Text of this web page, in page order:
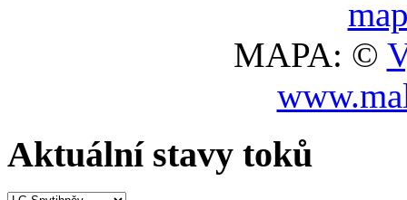
MAPA: ©
Aktuální stavy toků